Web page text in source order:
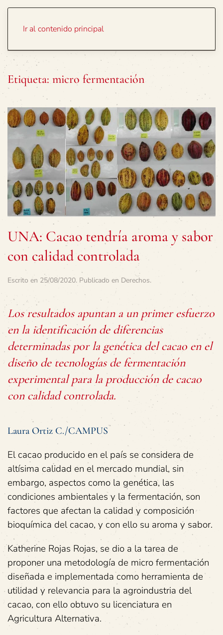
Ir al contenido principal
Etiqueta: micro fermentación
UNA: Cacao tendría aroma y sabor
con calidad controlada
Escrito en 25/08/2020. Publicado en Derechos.
Los resultados apuntan a un primer esfuerzo
en la identificación de diferencias
determinadas por la genética del cacao en el
diseño de tecnologías de fermentación
experimental para la producción de cacao
con calidad controlada.
Laura Ortiz C./CAMPUS
El cacao producido en el país se considera de
altísima calidad en el mercado mundial, sin
embargo, aspectos como la genética, las
condiciones ambientales y la fermentación, son
factores que afectan la calidad y composición
bioquímica del cacao, y con ello su aroma y sabor.
Katherine Rojas Rojas, se dio a la tarea de
proponer una metodología de micro fermentación
diseñada e implementada como herramienta de
utilidad y relevancia para la agroindustria del
cacao, con ello obtuvo su licenciatura en
Agricultura Alternativa.